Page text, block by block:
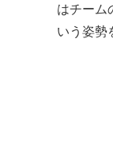
はチーム
いう姿勢